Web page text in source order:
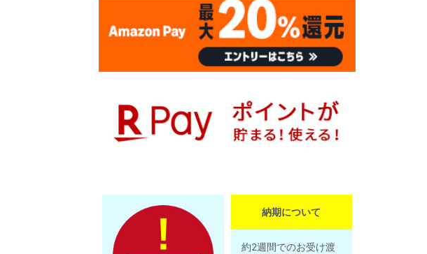
納期について
約2週間でのお受け渡